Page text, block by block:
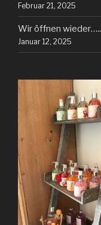
Februar 21, 2025
Wir öffnen wieder…..
Januar 12, 2025